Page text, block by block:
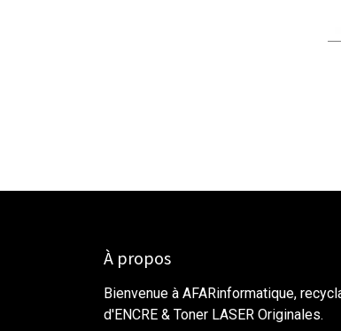
À propos
Bienvenue à AFARinformatique,
d'ENCRE & Toner LASER Originales.